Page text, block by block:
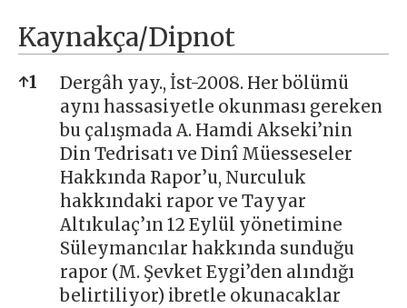
Kaynakça/Dipnot
Kaynakça/Dipnot
↑1
Dergâh yay., İst-2008. Her bölümü
aynı hassasiyetle okunması gereken
bu çalışmada A. Hamdi Akseki’nin
Din Tedrisatı ve Dinî Müesseseler
Hakkında Rapor’u, Nurculuk
hakkındaki rapor ve Tayyar
Altıkulaç’ın 12 Eylül yönetimine
Süleymancılar hakkında sunduğu
rapor (M. Şevket Eygi’den alındığı
belirtiliyor) ibretle okunacaklar